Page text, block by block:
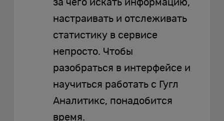
за чего искать информацию,
настраивать и отслеживать
статистику в сервисе
непросто. Чтобы
разобраться в интерфейсе и
научиться работать с Гугл
Аналитикс, понадобится
время.